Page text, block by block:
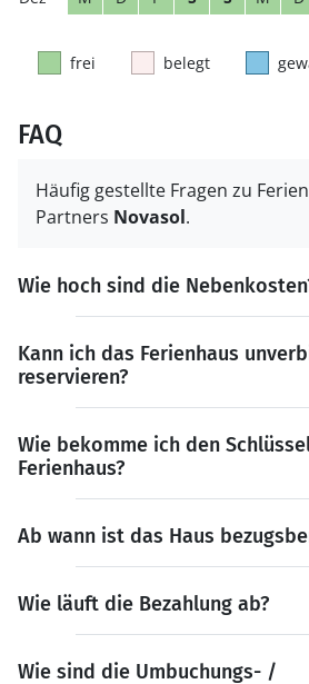
frei belegt
FAQ
Häufig gestellte Fragen zu
Partners Novasol.
Wie hoch sind die
Kann ich das Ferienhaus
reservieren?
Wie bekomme ich den
Ferienhaus?
Ab wann ist das Haus
Wie läuft die Bezahlung ab?
Wie sind die Umbuchungs- /